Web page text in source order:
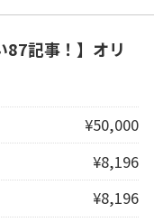
87記事！】オリ
¥50,000
¥8,196
¥8,196